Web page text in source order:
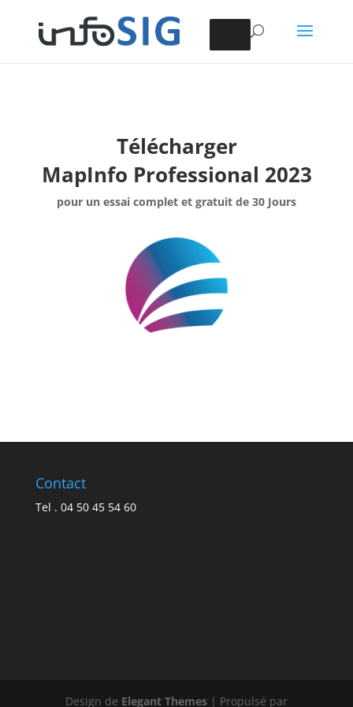
Télécharger
MapInfo Professional 2023
pour un essai complet et gratuit de 30 Jours
Contact
Tel . 04 50 45 54 60
Design de Elegant Themes| Propulsé par